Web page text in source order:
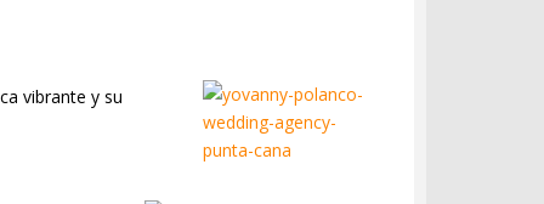
vibrante y su